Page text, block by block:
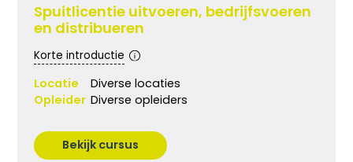
Spuitlicentie uitvoeren, bedrijfsvoeren
en distribueren
Korte introductie
Locatie
Diverse locaties
Opleider Diverse opleiders
Bekijk cursus